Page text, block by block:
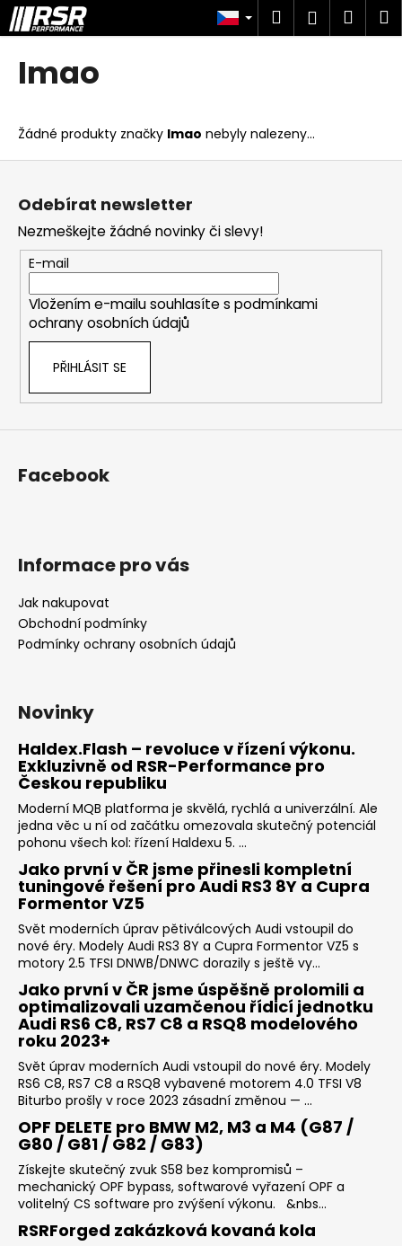
Přejít
na
obsah
Hledat
Imao
Žádné produkty značky Imao nebyly nalezeny...
K
o
o
p
o
t
ř
e
b
e
n
a
í
o
o
r
u
č
u
j
e
m
e
KILL
ALL
WIPERS
–
ZÁSLEPKA
STĚRAČE
990
Kč
Z
Odebírat newsletter
Nezmeškejte žádné novinky či slevy!
E-mail
Vložením e-mailu souhlasíte s podmínkami
ochrany osobních údajů
PŘIHLÁSIT SE
Facebook
Informace pro vás
Jak nakupovat
Obchodní podmínky
Podmínky ochrany osobních údajů
Novinky
Haldex.Flash – revoluce v řízení výkonu.
Exkluzivně od RSR-Performance pro
Českou republiku
Moderní MQB platforma je skvělá, rychlá a univerzální. Ale
jedna věc u ní od začátku omezovala skutečný potenciál
pohonu všech kol: řízení Haldexu 5. ...
Jako první v ČR jsme přinesli kompletní
tuningové řešení pro Audi RS3 8Y a Cupra
Formentor VZ5
Svět moderních úprav pětiválcových Audi vstoupil do
nové éry. Modely Audi RS3 8Y a Cupra Formentor VZ5 s
motory 2.5 TFSI DNWB/DNWC dorazily s ještě vy...
Jako první v ČR jsme úspěšně prolomili a
optimalizovali uzamčenou řídicí jednotku
Audi RS6 C8, RS7 C8 a RSQ8 modelového
roku 2023+
Svět úprav moderních Audi vstoupil do nové éry. Modely
RS6 C8, RS7 C8 a RSQ8 vybavené motorem 4.0 TFSI V8
Biturbo prošly v roce 2023 zásadní změnou — ...
OPF DELETE pro BMW M2, M3 a M4 (G87 /
G80 / G81 / G82 / G83)
Získejte skutečný zvuk S58 bez kompromisů –
mechanický OPF bypass, softwarové vyřazení OPF a
volitelný CS software pro zvýšení výkonu. &nbs...
RSRForged zakázková kovaná kola